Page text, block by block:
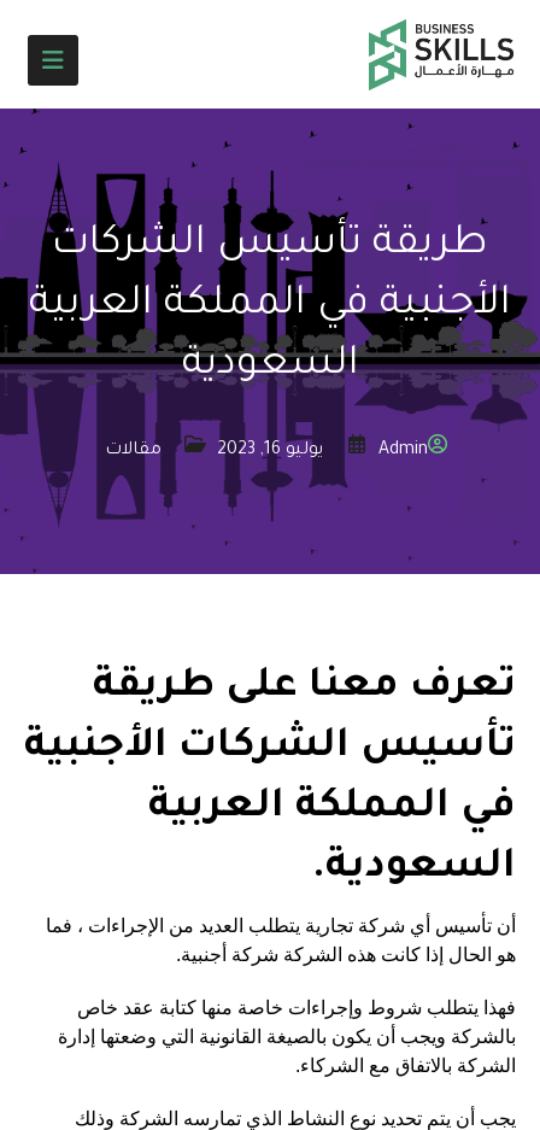
طريقة تأسيس الشركات
الأجنبية في المملكة العربية
السعودية
Admin يوليو 16, 2023 مقالات
تعرف معنا على طريقة
تأسيس الشركات الأجنبية
في المملكة العربية
السعودية.
أن تأسيس أي شركة تجارية يتطلب العديد من الإجراءات ، فما
هو الحال إذا كانت هذه الشركة شركة أجنبية.
فهذا يتطلب شروط وإجراءات خاصة منها كتابة عقد خاص
بالشركة ويجب أن يكون بالصيغة القانونية التي وضعتها إدارة
الشركة بالاتفاق مع الشركاء.
يجب أن يتم تحديد نوع النشاط الذي تمارسه الشركة وذلك